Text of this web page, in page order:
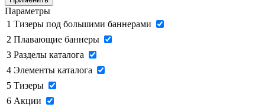
Параметры
1 Тизеры под большими баннерами
2 Плавающие баннеры
3 Разделы каталога
4 Элементы каталога
5 Тизеры
6 Акции